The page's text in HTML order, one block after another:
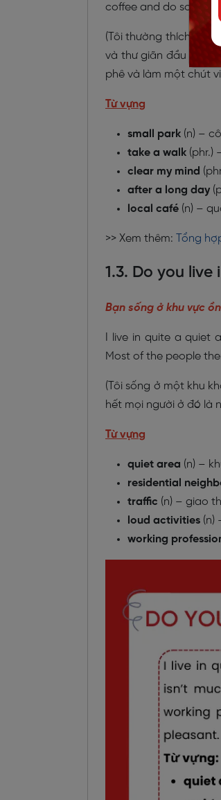
coffee and do some
(Tôi thường thích đến
và thư giãn đầu óc
phê và làm một chút
Từ vựng
small park (n) –
take a walk (phr.)
clear my mind
after a long day
local café (n) –
>> Xem thêm: Tổng
1.3. Do you
Bạn sống ở khu vực
I live in quite a quiet
Most of the people
(Tôi sống ở một khu
hết mọi người ở đó là
Từ vựng
quiet area (n) –
residential
traffic (n) – giao
loud activities (n)
working